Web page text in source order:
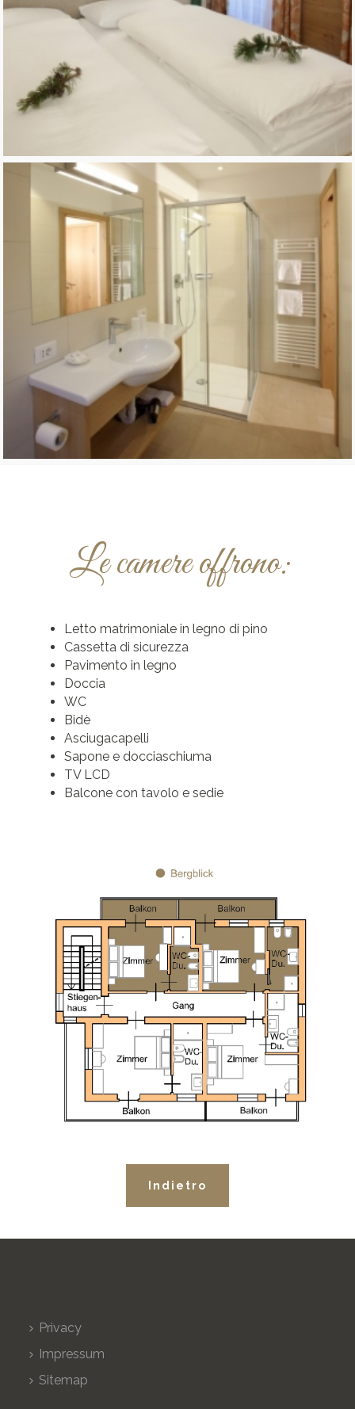
Le camere offrono:
Letto matrimoniale in legno di pino
Cassetta di sicurezza
Pavimento in legno
Doccia
WC
Bidè
Asciugacapelli
Sapone e docciaschiuma
TV LCD
Balcone con tavolo e sedie
Indietro
Privacy
Impressum
Sitemap